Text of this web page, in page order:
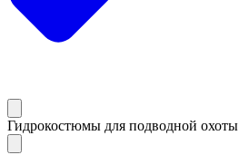
Гидрокостюмы для подводной охоты